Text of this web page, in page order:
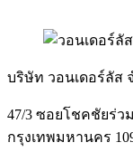
บริษัท วอนเดอร์ลัส
47/3 ซอยโชคชัยร่ว
กรุงเทพมหานคร